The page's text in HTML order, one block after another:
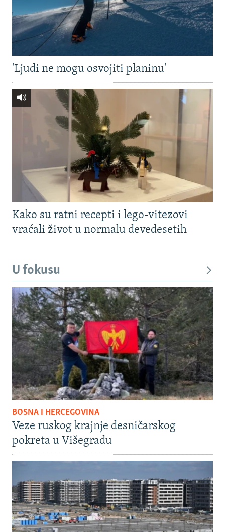
'Ljudi ne mogu osvojiti planinu'
Kako su ratni recepti i lego-vitezovi
vraćali život u normalu devedesetih
U fokusu
BOSNA I HERCEGOVINA
Veze ruskog krajnje desničarskog
pokreta u Višegradu